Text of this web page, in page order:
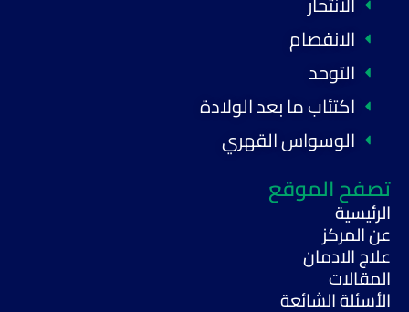
الانفصام
التوحد
اكتئاب ما بعد الولادة
الوسواس القهري
تصفح الموقع
الرئيسية
عن المركز
علاج الادمان
المقالات
الأسئلة الشائعة